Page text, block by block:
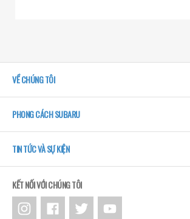
VỀ CHÚNG TÔI
PHONG CÁCH SUBARU
TIN TỨC VÀ SỰ KIỆN
KẾT NỐI VỚI CHÚNG TÔI